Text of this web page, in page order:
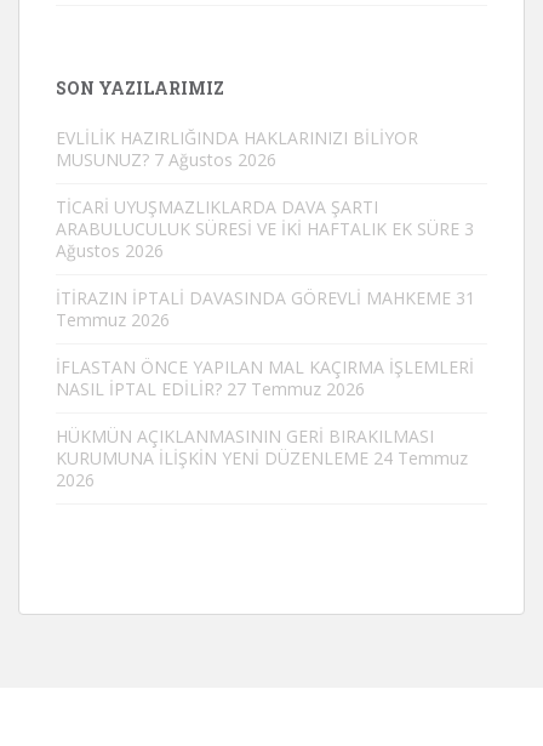
SON YAZILARIMIZ
EVLİLİK HAZIRLIĞINDA HAKLARINIZI BİLİYOR
MUSUNUZ? 7 Ağustos 2026
TİCARİ UYUŞMAZLIKLARDA DAVA ŞARTI
ARABULUCULUK SÜRESİ VE İKİ HAFTALIK EK SÜRE 3
Ağustos 2026
İTİRAZIN İPTALİ DAVASINDA GÖREVLİ MAHKEME 31
Temmuz 2026
İFLASTAN ÖNCE YAPILAN MAL KAÇIRMA İŞLEMLERİ
NASIL İPTAL EDİLİR? 27 Temmuz 2026
HÜKMÜN AÇIKLANMASININ GERİ BIRAKILMASI
KURUMUNA İLİŞKİN YENİ DÜZENLEME 24 Temmuz
2026